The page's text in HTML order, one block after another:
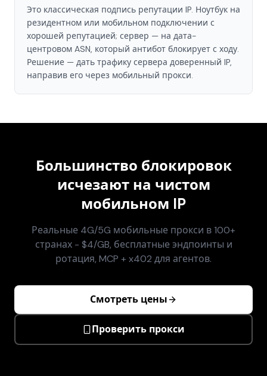
Это классическая подпись репутации IP. Ноутбук на
резидентном или мобильном подключении с
хорошей репутацией; сервер — на дата-
центровом ASN, который антибот блокирует с ходу.
Решение — дать трафику сервера доверенный IP,
направив его через мобильный прокси.
Большинство блокировок
исчезают на чистом
мобильном IP
Реальные 4G/5G мобильные прокси в 100+
странах - $4/GB, бесплатные эндпоинты и
ротация, MCP + x402 для агентов.
Смотреть цены
Проверить прокси